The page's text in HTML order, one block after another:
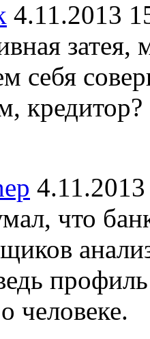
4.11.2013
затея,
себя
кредитор?
что
человеке.